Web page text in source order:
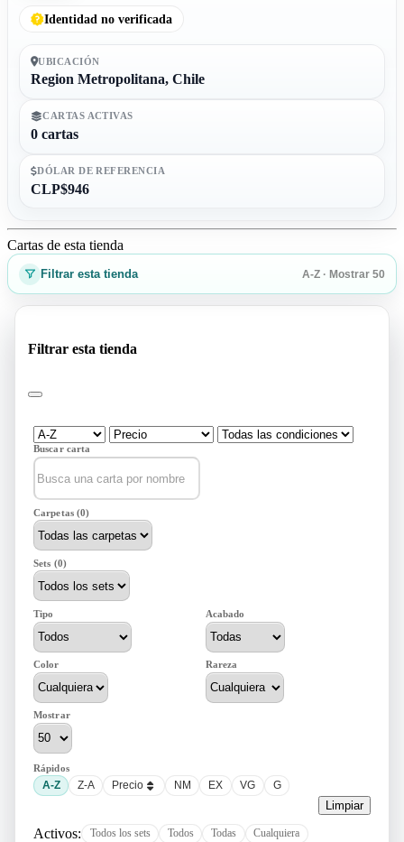
Identidad no verificada
UBICACIÓN
Region Metropolitana, Chile
CARTAS ACTIVAS
0 cartas
DÓLAR DE REFERENCIA
CLP$946
Cartas de esta tienda
Filtrar esta tienda A-Z · Mostrar 50
Filtrar esta tienda
Buscar carta
Carpetas (0)
Sets (0)
Tipo Acabado
Color Rareza
Mostrar
Rápidos
A-Z Z-A Precio NM EX VG G
Limpiar
Activos: Todos los sets Todos Todas
Cualquiera